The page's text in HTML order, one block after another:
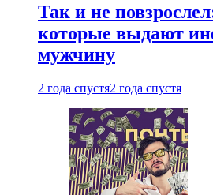
Так и не
которые выдают
мужчину
2 года спустя2 года спустя